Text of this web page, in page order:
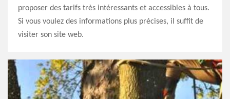
proposer des tarifs très intéressants et accessibles à tous.
Si vous voulez des informations plus précises, il suffit de
visiter son site web.